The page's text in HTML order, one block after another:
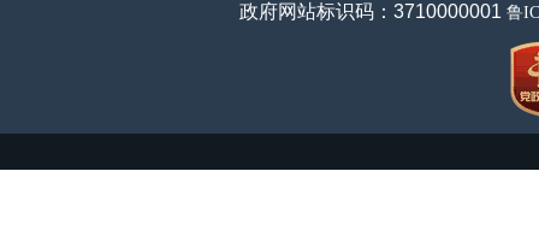
政府网站标识码：3710000001 鲁